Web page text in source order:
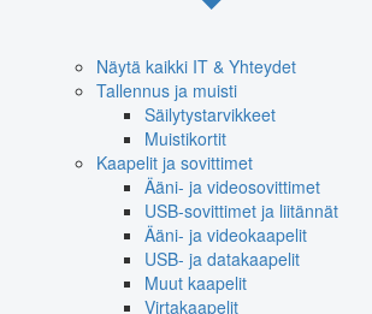
Näytä kaikki IT & Yhteydet
Tallennus ja muisti
Säilytystarvikkeet
Muistikortit
Kaapelit ja sovittimet
Ääni- ja videosovittimet
USB-sovittimet ja liitännät
Ääni- ja videokaapelit
USB- ja datakaapelit
Muut kaapelit
Virtakaapelit